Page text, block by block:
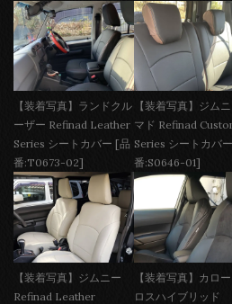
【装着写真】ランドクル
ーザー Refinad Leather
Series シートカバー [品
番:T0673-02]
【装着写真】ジム
マド Refinad
Series シートカバ
番:S0646-01]
【装着写真】ジムニー
Refinad Leather
【装着写真】カロ
ロスハイブリッド